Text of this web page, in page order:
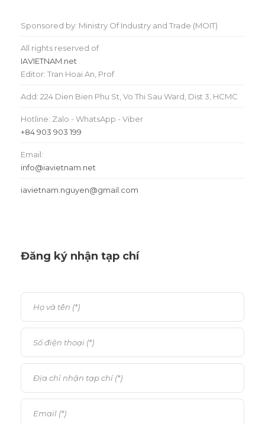
Sponsored by: Ministry Of Industry and Trade (MOIT)
All rights reserved of
IAVIETNAM.net
Editor: Tran Hoai An, Prof
Add: 224 Dien Bien Phu St, Vo Thi Sau Ward, Dist 3, HCMC
Hotline: Zalo - WhatsApp - Viber
+84 903 903 199
Email:
info@iavietnam.net
iavietnam.nguyen@gmail.com
Đăng ký nhận tạp chí